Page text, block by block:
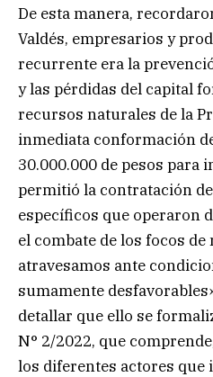
De esta manera,
Valdés, empresarios y
recurrente era la
y las pérdidas del capital
recursos naturales de la
inmediata conformación
30.000.000 de pesos para
permitió la contratación
específicos que operaron
el combate de los focos
atravesamos ante
sumamente
detallar que ello se
N° 2/2022, que
los diferentes actores